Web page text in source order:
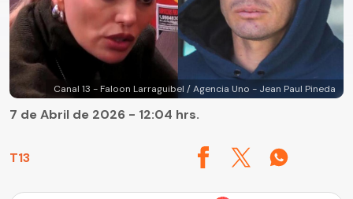
Canal 13 - Faloon Larraguibel / Agencia Uno - Jean Paul Pineda
T13
7 de Abril de 2026 - 12:04 hrs.